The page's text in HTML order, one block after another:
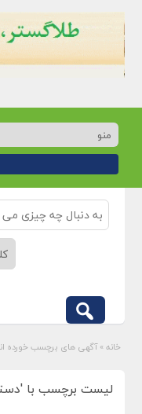
خانه » آگهی های برچسب خورده
لیست برچسب با